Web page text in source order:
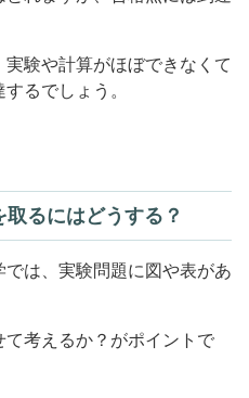
験や計算がほぼできなくて
るでしょう。
るにはどうする？
は、実験問題に図や表があ
考えるか？がポイントで